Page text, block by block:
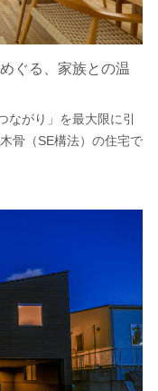
ぐる、家族との温
ながり」を最大限に引
骨（SE構法）の住宅で